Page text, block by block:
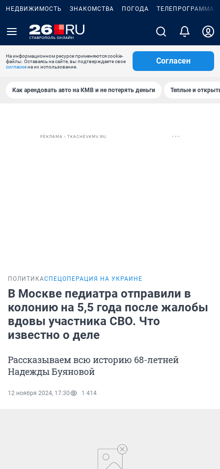
НЕДВИЖИМОСТЬ ЗНАКОМСТВА ПОГОДА ТЕЛЕПРОГРАММА
На информационном ресурсе применяются cookie-
файлы. Оставаясь на сайте, вы подтверждаете свое
согласиена их использование.
Согласен
Как арендовать авто на КМВ и не потерять деньги Теплые и
РЕКЛАМА • TKACHEVKMV.RU
ПОЛИТИКАСПЕЦОПЕРАЦИЯ НА УКРАИНЕ
В Москве педиатра отправили в
колонию на 5,5 года после жалобы
вдовы участника СВО. Что
известно о деле
Рассказываем всю историю 68-летней
Надежды Буяновой
12 ноября 2024, 17:30 1 414